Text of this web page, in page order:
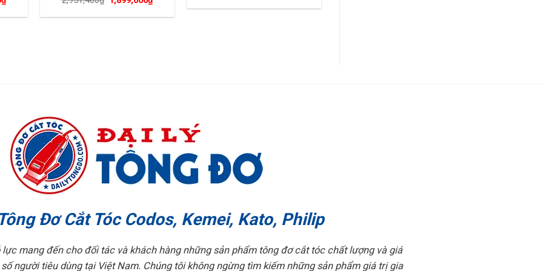
hiện
tại
gốc
là:
hiện
tại
Đơ Cắt Tóc Codos, Kemei, Kato, Philip
mang đến cho đối tác và khách hàng những sản phẩm tông đơ cắt tóc chất lượng và giá
người tiêu dùng tại Việt Nam. Chúng tôi không ngừng tìm kiếm những sản phẩm giá trị gia